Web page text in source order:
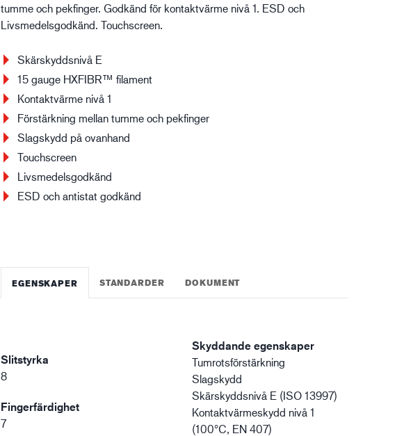
XTRM™
Logistik
tumme och pekfinger. Godkänd för kontaktvärme nivå 1. ESD och
Livsmedelsgodkänd. Touchscreen.
Skärskyddsnivå E
15 gauge HXFIBR™ filament
Kontaktvärme nivå 1
Förstärkning mellan tumme och pekfinger
Slagskydd på ovanhand
Touchscreen
Livsmedelsgodkänd
ESD och antistat godkänd
EGENSKAPER STANDARDER DOKUMENT
Slitstyrka
8
Fingerfärdighet
7
Skyddande egenskaper
Tumrotsförstärkning
Slagskydd
Skärskyddsnivå E (ISO 13997)
Kontaktvärmeskydd nivå 1
(100°C, EN 407)